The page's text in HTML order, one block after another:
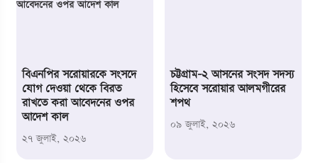
বিএনপির সরোয়ারকে সংসদে
যোগ দেওয়া থেকে বিরত
রাখতে করা আবেদনের ওপর
আদেশ কাল
২৭ জুলাই, ২০২৬
চট্টগ্রাম-২ আসনের সংসদ সদস্য
হিসেবে সরোয়ার আলমগীরের
শপথ
০৯ জুলাই, ২০২৬